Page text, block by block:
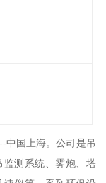
中国上海。公司是吊
监测系统、雾炮、塔